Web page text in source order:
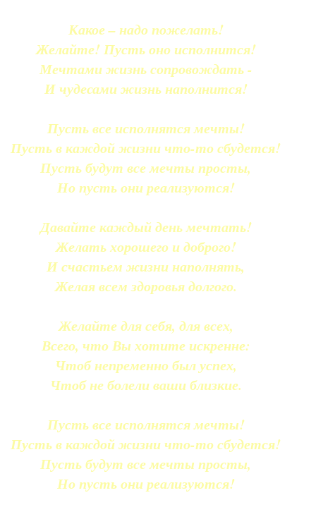
Какое – надо пожелать!
Желайте! Пусть оно исполнится!
Мечтами жизнь сопровождать -
И чудесами жизнь наполнится!
Пусть все исполнятся мечты!
Пусть в каждой жизни что-то сбудется!
Пусть будут все мечты просты,
Но пусть они реализуются!
Давайте каждый день мечтать!
Желать хорошего и доброго!
И счастьем жизни наполнять,
Желая всем здоровья долгого.
Желайте для себя, для всех,
Всего, что Вы хотите искренне:
Чтоб непременно был успех,
Чтоб не болели ваши близкие.
Пусть все исполнятся мечты!
Пусть в каждой жизни что-то сбудется!
Пусть будут все мечты просты,
Но пусть они реализуются!